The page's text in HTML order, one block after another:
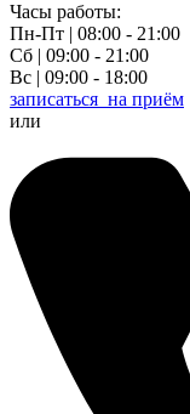
Часы работы:
Пн-Пт | 08:00 - 21:00
Сб | 09:00 - 21:00
Вс | 09:00 - 18:00
записаться на приём
или